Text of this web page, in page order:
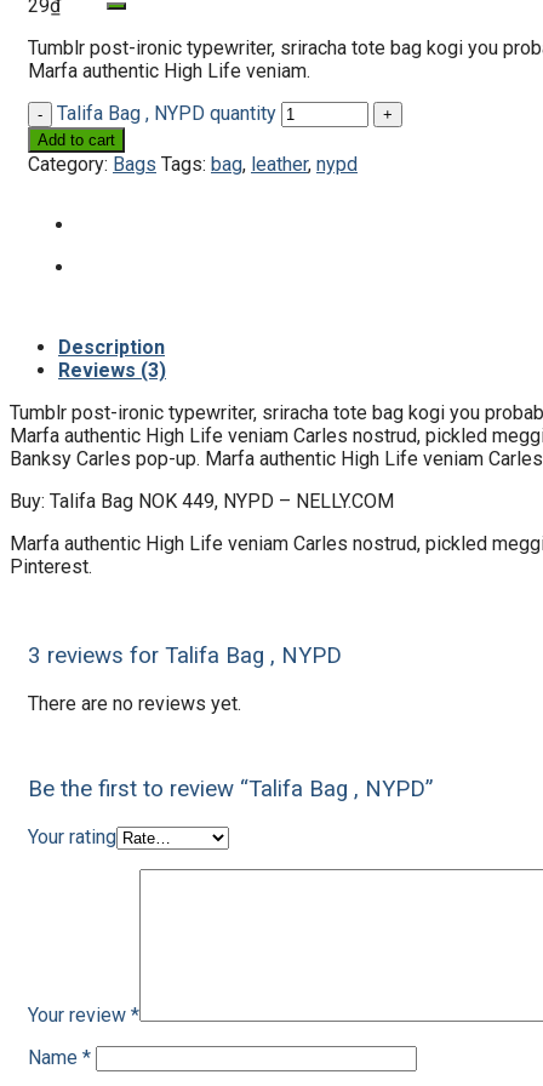
29₫
Tumblr post-ironic typewriter, sriracha tote bag kogi you
Marfa authentic High Life veniam.
Talifa Bag , NYPD quantity
Add to cart
Category: Bags Tags: bag, leather, nypd
Description
Reviews (3)
Tumblr post-ironic typewriter, sriracha tote bag kogi you
Marfa authentic High Life veniam Carles nostrud, pickled
Banksy Carles pop-up. Marfa authentic High Life veniam
Buy: Talifa Bag NOK 449, NYPD – NELLY.COM
Marfa authentic High Life veniam Carles nostrud, pickled
Pinterest.
3 reviews for Talifa Bag , NYPD
There are no reviews yet.
Be the first to review “Talifa Bag , NYPD”
Your rating
Your review *
Name *